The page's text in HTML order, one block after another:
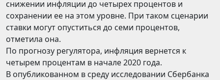
снижении инфляции до четырех процентов и
сохранении ее на этом уровне. При таком сценарии
ставки могут опуститься до семи процентов,
отметила она.
По прогнозу регулятора, инфляция вернется к
четырем процентам в начале 2020 года.
В опубликованном в среду исследовании Сбербанка